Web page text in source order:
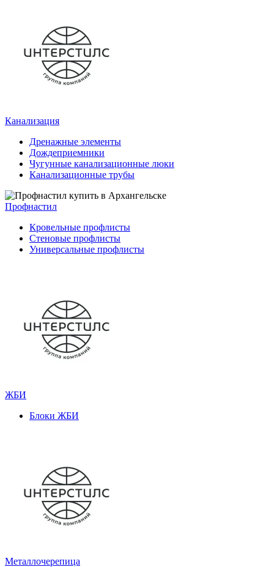
Канализация
Дренажные элементы
Дождеприемники
Чугунные канализационные люки
Канализационные трубы
Профнастил
Кровельные профлисты
Стеновые профлисты
Универсальные профлисты
ЖБИ
Блоки ЖБИ
Металлочерепица